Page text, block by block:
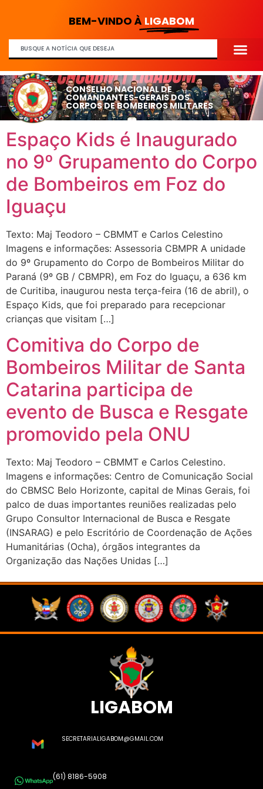
BEM-VINDO À LIGABOM
CONSELHO NACIONAL DE
COMANDANTES-GERAIS DOS
CORPOS DE BOMBEIROS MILITARES
Espaço Kids é Inaugurado
no 9º Grupamento do Corpo
de Bombeiros em Foz do
Iguaçu
Texto: Maj Teodoro – CBMMT e Carlos Celestino
Imagens e informações: Assessoria CBMPR A unidade
do 9º Grupamento do Corpo de Bombeiros Militar do
Paraná (9º GB / CBMPR), em Foz do Iguaçu, a 636 km
de Curitiba, inaugurou nesta terça-feira (16 de abril), o
Espaço Kids, que foi preparado para recepcionar
crianças que visitam […]
Comitiva do Corpo de
Bombeiros Militar de Santa
Catarina participa de
evento de Busca e Resgate
promovido pela ONU
Texto: Maj Teodoro – CBMMT e Carlos Celestino.
Imagens e informações: Centro de Comunicação Social
do CBMSC Belo Horizonte, capital de Minas Gerais, foi
palco de duas importantes reuniões realizadas pelo
Grupo Consultor Internacional de Busca e Resgate
(INSARAG) e pelo Escritório de Coordenação de Ações
Humanitárias (Ocha), órgãos integrantes da
Organização das Nações Unidas […]
LIGABOM
SECRETARIALIGABOM@GMAIL.COM
(61) 8186-5908